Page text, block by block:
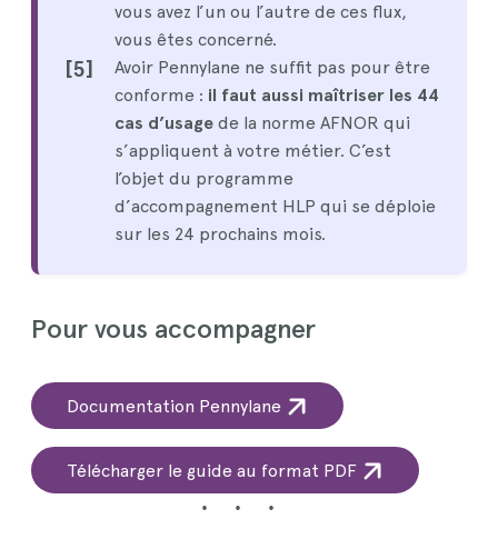
vous avez l’un ou l’autre de ces flux,
vous êtes concerné.
[5]
Avoir Pennylane ne suffit pas pour être
conforme : il faut aussi maîtriser les 44
cas d’usage de la norme AFNOR qui
s’appliquent à votre métier. C’est
l’objet du programme
d’accompagnement HLP qui se déploie
sur les 24 prochains mois.
Pour vous accompagner
Documentation Pennylane
e
l
Télécharger le guide au format PDF